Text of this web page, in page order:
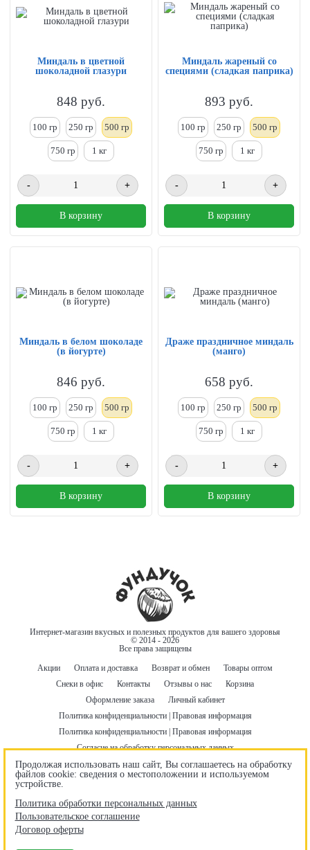
Миндаль в цветной
шоколадной глазури
848 руб.
100 гр 250 гр 500 гр
750 гр 1 кг
- +
В корзину
Миндаль жареный со
специями (сладкая паприка)
893 руб.
100 гр 250 гр 500 гр
750 гр 1 кг
- +
В корзину
Миндаль в белом шоколаде
(в йогурте)
846 руб.
100 гр 250 гр 500 гр
750 гр 1 кг
- +
В корзину
Драже праздничное миндаль
(манго)
658 руб.
100 гр 250 гр 500 гр
750 гр 1 кг
- +
В корзину
Интернет-магазин вкусных и полезных продуктов для вашего здоровья
© 2014 - 2026
Все права защищены
Акции
Оплата и доставка Возврат и обмен
Товары оптом
Снеки в офис
Контакты Отзывы о нас
Корзина
Оформление заказа
Личный кабинет
Политика конфиденциальности | Правовая информация
Политика конфиденциальности | Правовая информация
Согласие на обработку персональных данных
Пользовательское соглашение
Договор оферты
Бонусная программа
Правила использования промокодов
Наши контакты
Продолжая использовать наш сайт, Вы соглашаетесь на обработку
файлов cookie: сведения о местоположении и используемом
устройстве.
Политика обработки персональных данных
Пользовательское соглашение
Договор оферты